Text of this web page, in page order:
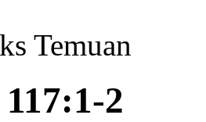
Temuan
2